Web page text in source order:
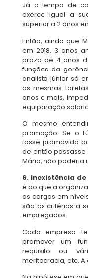
Já o tempo de
exerce igual a
superior a 2 anos
Então, ainda que
em 2018, 3 anos
prazo de 4 anos
funções da
analista júnior só
as mesmas
anos a mais,
equiparação
O mesmo
promoção. Se o
fosse promovido
de então passasse
Mário, não poderia
6. Inexistência
é do que a
os cargos em
são os critérios a
empregados.
Cada empresa
promover um
requisito ou
meritocracia, etc.